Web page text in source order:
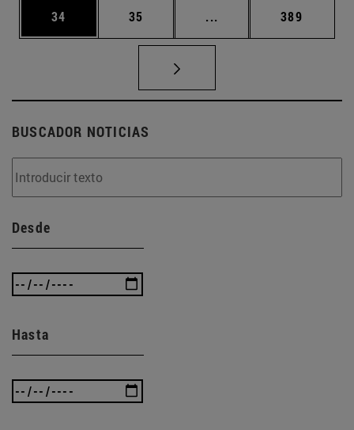
Página
34 Página
35 ... Páginas intermedias
Página
389
BUSCADOR NOTICIAS
Desde
Hasta